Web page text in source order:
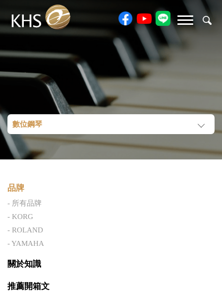
品牌
- 所有品牌
- KORG
- ROLAND
- YAMAHA
關於知識
推薦開箱文
數位鋼琴